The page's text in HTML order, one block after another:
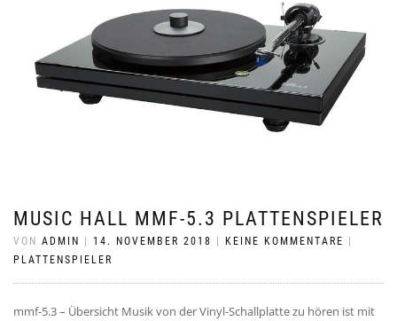
MUSIC HALL MMF-5.3 PLATTENSPIELER
VON ADMIN | 14. NOVEMBER 2018 | KEINE KOMMENTARE |
PLATTENSPIELER
mmf-5.3 – Übersicht Musik von der Vinyl-Schallplatte zu hören ist mit